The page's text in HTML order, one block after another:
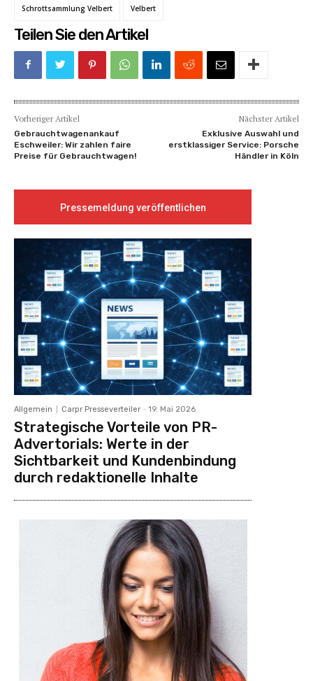
Schrottsammlung Velbert Velbert
Teilen Sie den Artikel
Vorheriger Artikel
Gebrauchtwagenankauf
Eschweiler: Wir zahlen faire
Preise für Gebrauchtwagen!
Nächster Artikel
Exklusive Auswahl und
erstklassiger Service: Porsche
Händler in Köln
Pressemeldung veröffentlichen
Allgemein Carpr Presseverteiler - 19. Mai 2026
Strategische Vorteile von PR-
Advertorials: Werte in der
Sichtbarkeit und Kundenbindung
durch redaktionelle Inhalte